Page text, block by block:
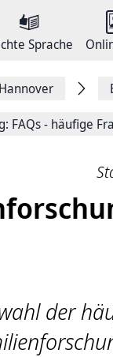
Sprache
FAQs - häufige
der